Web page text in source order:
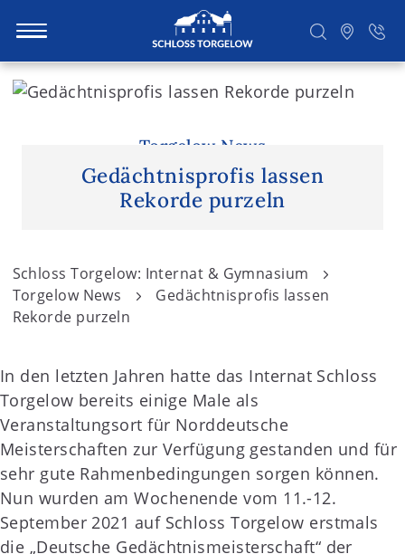
S
t
Torgelow News
Gedächtnisprofis lassen
Rekorde purzeln
Schloss Torgelow: Internat & Gymnasium
Torgelow News
Gedächtnisprofis lassen
Rekorde purzeln
In den letzten Jahren hatte das Internat Schloss
Torgelow bereits einige Male als
Veranstaltungsort für Norddeutsche
Meisterschaften zur Verfügung gestanden und für
sehr gute Rahmenbedingungen sorgen können.
Nun wurden am Wochenende vom 11.-12.
September 2021 auf Schloss Torgelow erstmals
die „Deutsche Gedächtnismeisterschaft“ der